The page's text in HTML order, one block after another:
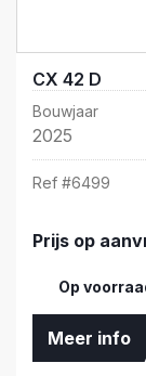
CX 42 D
Bouwjaar
2025
Ref #6499
Prijs op
Op
Meer info